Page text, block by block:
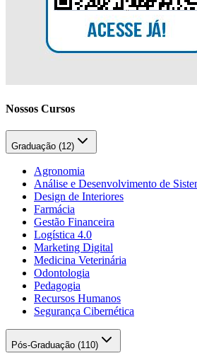
Nossos Cursos
Graduação (12)
Agronomia
Análise e Desenvolvimento de
Design de Interiores
Farmácia
Gestão Financeira
Logística 4.0
Marketing Digital
Medicina Veterinária
Odontologia
Pedagogia
Recursos Humanos
Segurança Cibernética
Pós-Graduação (110)